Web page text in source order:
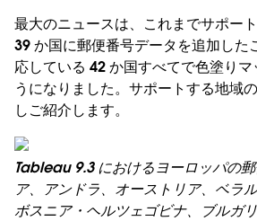
最大のニュースは、これまでサポー
39 か国に郵便番号データを追加した
応している 42 か国すべてで色塗り
うになりました。サポートする地域
しご紹介します。
Tableau 9.3 におけるヨーロッパの
ア、アンドラ、オーストリア、ベラ
ボスニア・ヘルツェゴビナ、ブルガ